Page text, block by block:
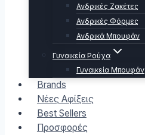
Ανδρικές Ζακέτες
Ανδρικές Φόρμες
Ανδρικά Μπουφάν
Γυναικεία Ρούχα
Γυναικεία Μπουφάν
Brands
Νέες Αφίξεις
Best Sellers
Προσφορές